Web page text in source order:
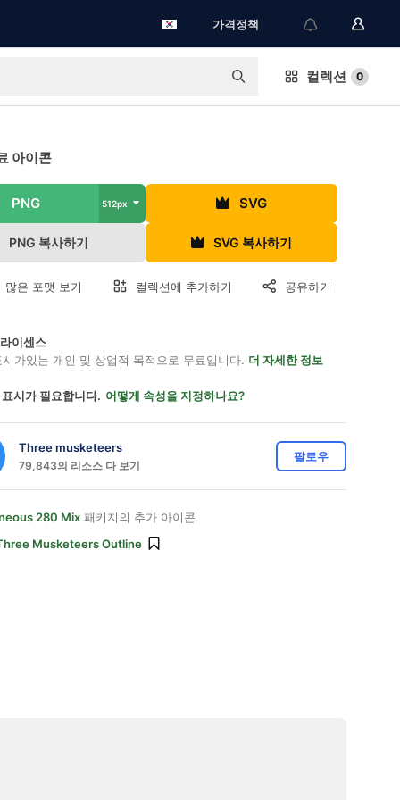
가격정책
컬렉션 0
아이콘
PNG 512px SVG
PNG 복사하기 SVG 복사하기
많은 포맷 보기 컬렉션에 추가하기 공유하기
이센스
가있는 개인 및 상업적 목적으로 무료입니다. 더 자세한 정보
시가 필요합니다. 어떻게 속성을 지정하나요?
Three musketeers
79,843의 리소스 다 보기
팔로우
280 Mix 패키지의 추가 아이콘
Musketeers Outline